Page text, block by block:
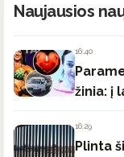
Naujausios
16:40
žinia: į
16:29
Plinta